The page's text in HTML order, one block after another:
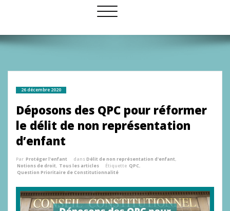
Afficher/masquer
la
26 décembre 2020
Déposons des QPC pour réformer
le délit de non représentation
d’enfant
Par Protéger l'enfant dansDélit de non représentation d'enfant,
Notions de droit, Tous les articles Étiquette QPC,
Question Prioritaire de Constitutionnalité